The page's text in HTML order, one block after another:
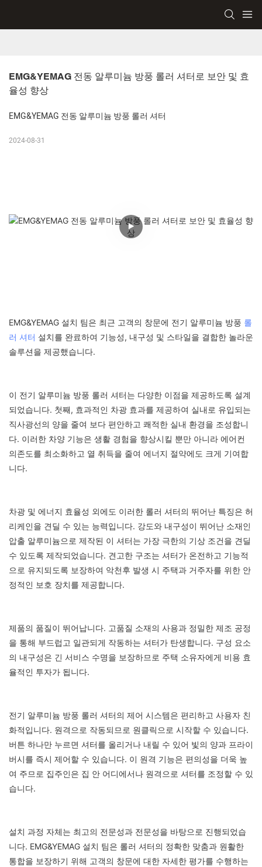
EMG&YEMAG 전동 알루미늄 방풍 롤러 셔터로 보안 및 효
율성 향상
EMG&YEMAG 전동 알루미늄 방풍 롤러 셔터
2024-08-31
EMG&YEMAG 설치 팀은 최근 고객의 창문에 전기 알루미늄 방풍 롤
러 셔터 설치를 완료하여 기능성, 내구성 및 스타일을 결합한 놀라운
솔루션을 제공했습니다.
이 전기 알루미늄 방풍 롤러 셔터는 다양한 이점을 제공하도록 설계
되었습니다. 첫째, 효과적인 차광 효과를 제공하여 실내로 유입되는
직사광선의 양을 줄여 보다 편안하고 쾌적한 실내 환경을 조성합니
다. 이러한 차양 기능은 생활 경험을 향상시킬 뿐만 아니라 에어컨
의존도를 최소화하고 열 취득을 줄여 에너지 절약에도 크게 기여합
니다.
차광 및 에너지 효율성 외에도 이러한 롤러 셔터의 뛰어난 특징은 허
리케인을 견딜 수 있는 능력입니다. 강도와 내구성이 뛰어난 소재인
압출 알루미늄으로 제작된 이 셔터는 가장 극한의 기상 조건을 견딜
수 있도록 제작되었습니다. 견고한 구조는 셔터가 온전하고 기능적
으로 유지되도록 보장하여 악천후 발생 시 주택과 거주자를 위한 안
정적인 보호 장치를 제공합니다.
제품의 품질이 뛰어납니다. 고품질 소재의 사용과 정밀한 제조 공정
을 통해 부드럽고 일관되게 작동하는 셔터가 탄생합니다. 구성 요소
의 내구성은 긴 서비스 수명을 보장하므로 주택 소유자에게 비용 효
율적인 투자가 됩니다.
전기 알루미늄 방풍 롤러 셔터의 제어 시스템은 편리하고 사용자 친
화적입니다. 원격으로 작동되므로 원클릭으로 시작할 수 있습니다.
버튼 하나만 누르면 셔터를 올리거나 내릴 수 있어 빛의 양과 프라이
버시를 즉시 제어할 수 있습니다. 이 원격 기능은 편의성을 더욱 높
여 주므로 집주인은 집 안 어디에서나 원격으로 셔터를 조정할 수 있
습니다.
설치 과정 자체는 최고의 전문성과 전문성을 바탕으로 진행되었습
니다. EMG&YEMAG 설치 팀은 롤러 셔터의 정확한 맞춤과 원활한
통합을 보장하기 위해 고객의 창문에 대한 자세한 평가를 수행하는